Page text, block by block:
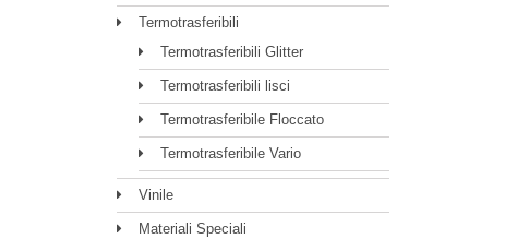
Termotrasferibili
Termotrasferibili Glitter
Termotrasferibili lisci
Termotrasferibile Floccato
Termotrasferibile Vario
Vinile
Materiali Speciali